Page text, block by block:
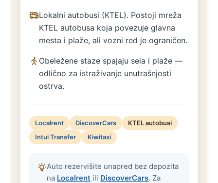
Lokalni autobusi (KTEL). Postoji mreža
KTEL autobusa koja povezuje glavna
mesta i plaže, ali vozni red je ograničen.
Obeležene staze spajaju sela i plaže —
odlično za istraživanje unutrašnjosti
ostrva.
Localrent DiscoverCars
KTEL autobusi
Intui Transfer
Kiwitaxi
Auto rezervišite unapred bez depozita
na Localrent ili DiscoverCars. Za